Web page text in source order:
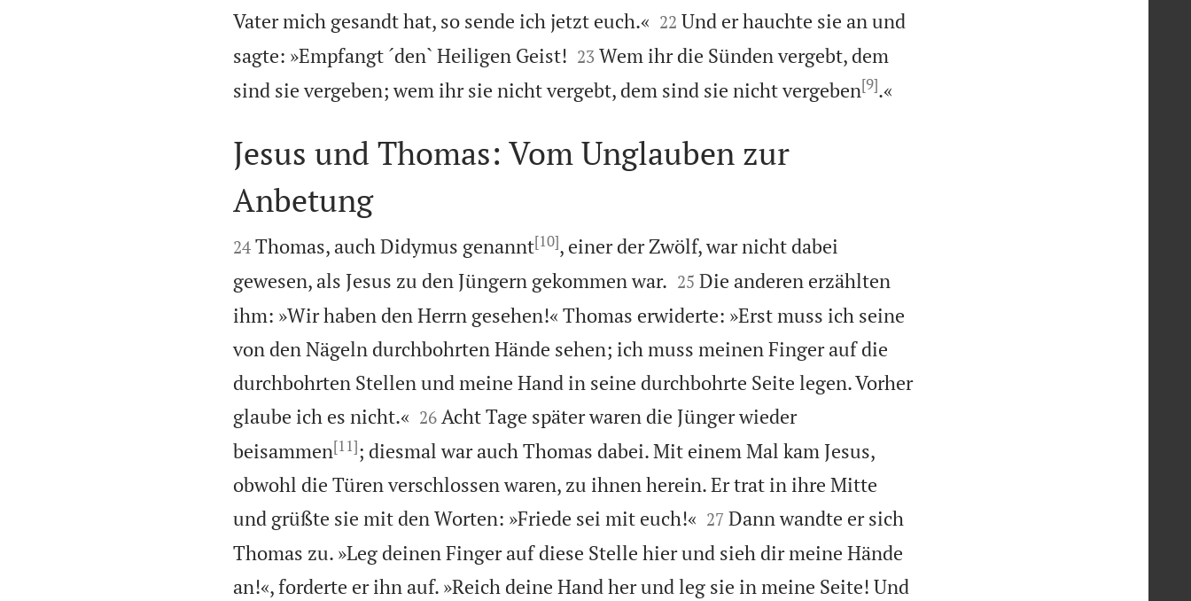
Vater mich gesandt hat, so sende ich jetzt euch.«
22 Und er hauchte sie an und
sagte: »Empfangt ´den` Heiligen Geist!
23 Wem ihr die Sünden vergebt, dem
sind sie vergeben; wem ihr sie nicht vergebt, dem sind sie nicht vergeben[9].«

Jesus und Thomas: Vom Unglauben zur
Anbetung

24 Thomas, auch Didymus genannt[10], einer der Zwölf, war nicht dabei
gewesen, als Jesus zu den Jüngern gekommen war.
25 Die anderen erzählten
ihm: »Wir haben den Herrn gesehen!« Thomas erwiderte: »Erst muss ich seine
von den Nägeln durchbohrten Hände sehen; ich muss meinen Finger auf die
durchbohrten Stellen und meine Hand in seine durchbohrte Seite legen. Vorher
glaube ich es nicht.«
26 Acht Tage später waren die Jünger wieder
beisammen[11]; diesmal war auch Thomas dabei. Mit einem Mal kam Jesus,
obwohl die Türen verschlossen waren, zu ihnen herein. Er trat in ihre Mitte
und grüßte sie mit den Worten: »Friede sei mit euch!«
27 Dann wandte er sich
Thomas zu. »Leg deinen Finger auf diese Stelle hier und sieh dir meine Hände
an!«, forderte er ihn auf. »Reich deine Hand her und leg sie in meine Seite! Und